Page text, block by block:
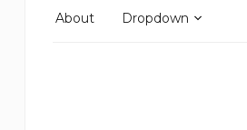
About Dropdown